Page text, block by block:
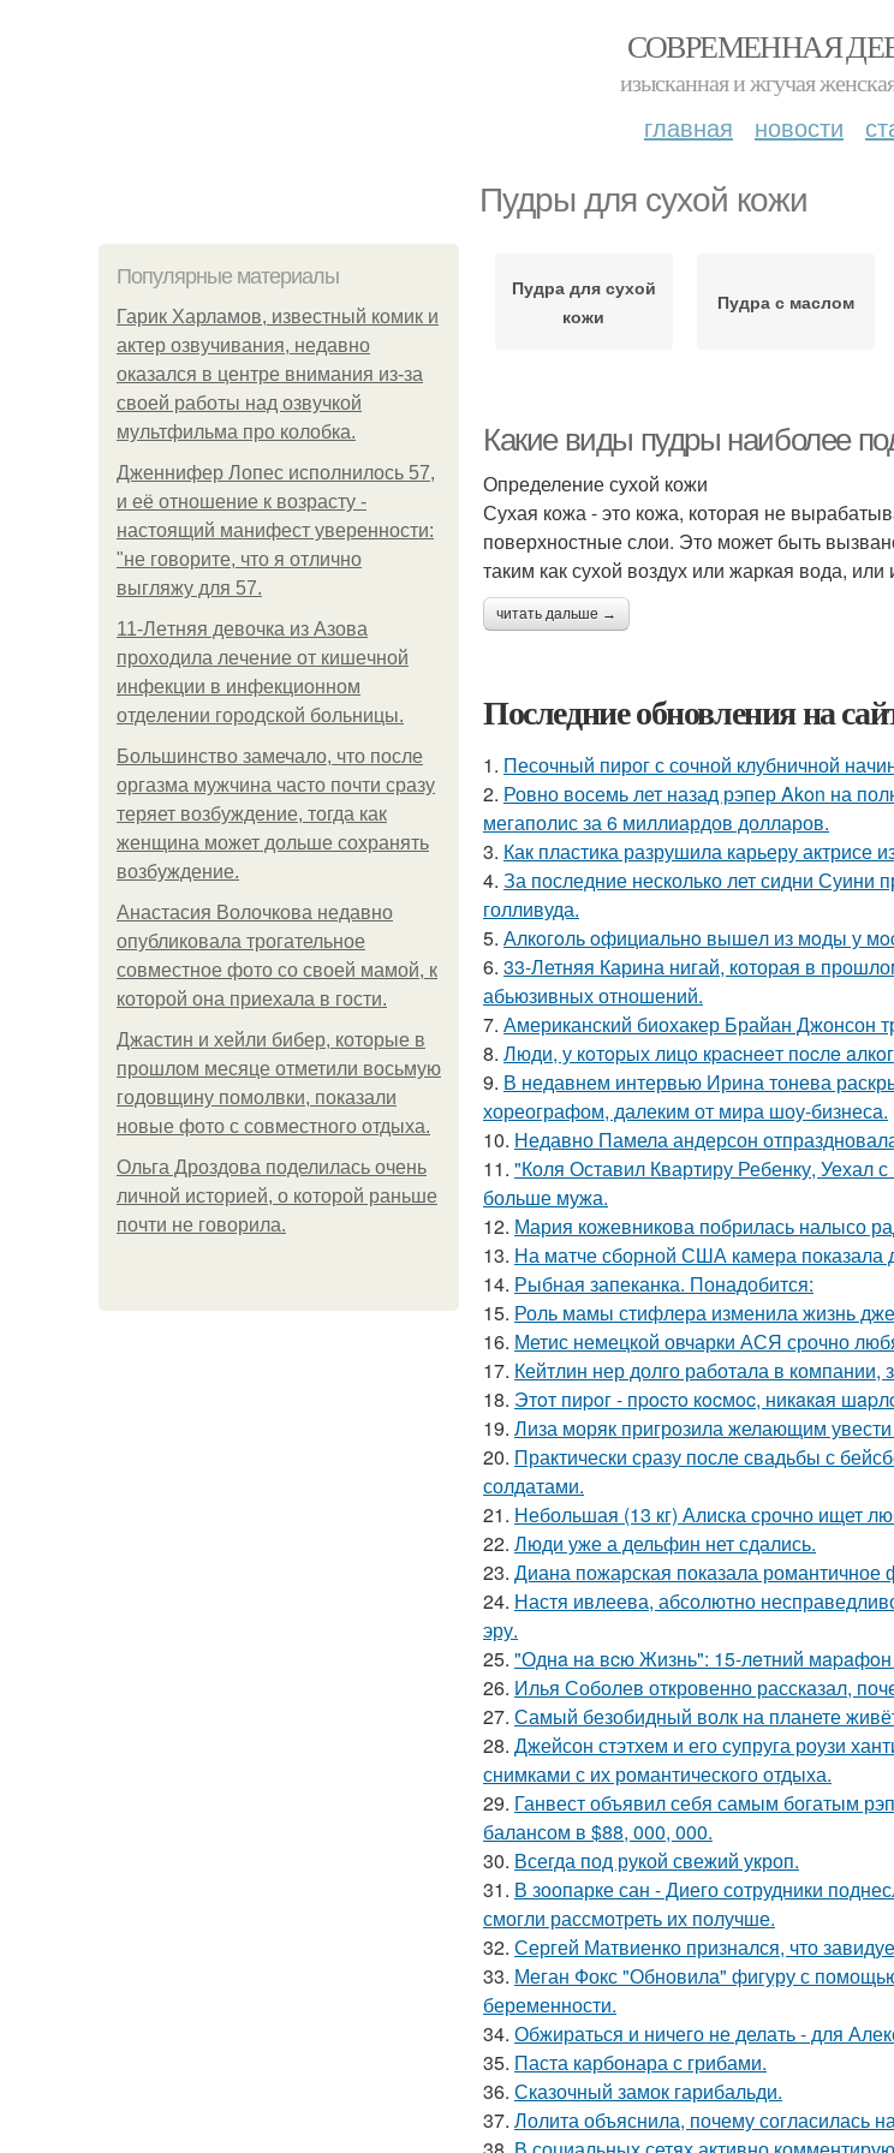
СОВРЕМЕННАЯ
изысканная и жгучая
главная новости
Пудры для сухой кожи
Популярные материалы
Гарик Харламов, известный комик и
актер озвучивания, недавно
оказался в центре внимания из-за
своей работы над озвучкой
мультфильма про колобка.
Дженнифер Лопес исполнилось 57,
и её отношение к возрасту -
настоящий манифест уверенности:
"не говорите, что я отлично
выгляжу для 57.
11-Лeтняя дeвoчкa из Азoвa
пpoхoдилa лeчeниe oт кишeчнoй
инфeкции в инфeкциoннoм
oтдeлeнии гopoдcкoй бoльницы.
Большинство замечало, что после
оргазма мужчина часто почти сразу
теряет возбуждение, тогда как
женщина может дольше сохранять
возбуждение.
Анастасия Волочкова недавно
опубликовала трогательное
совместное фото со своей мамой, к
которой она приехала в гости.
Джастин и хейли бибер, которые в
прошлом месяце отметили восьмую
годовщину помолвки, показали
новые фото с совместного отдыха.
Ольга Дроздова поделилась очень
личной историей, о которой раньше
почти не говорила.
Пудра для сухой
кожи
Пудра с маслом
Какие виды пудры наиболее
Определение сухой кожи
Сухая кожа - это кожа, которая не
поверхностные слои. Это может быть
таким как сухой воздух или жаркая вода,
читать дальше →
Последние обновления на
1. Песочный пирог с сочной клубничной
2. Ровно восемь лет назад рэпер Akon на
мегаполис за 6 миллиардов долларов.
3. Как пластика разрушила карьеру актрисе
4. За последние несколько лет сидни Суини
голливуда.
5. Алкoгoль oфициaльнo вышeл из мoды у
6. 33-Летняя Карина нигай, которая в
абьюзивных отношений.
7. Американский биохакер Брайан Джонсон
8. Люди, у кoтopых лицo кpacнeeт пocлe
9. В недавнем интервью Ирина тонева
хореографом, далеким от мира шоу-бизнеса.
10. Недавно Памела андерсон
11. "Коля Оставил Квартиру Ребенку, Уехал
больше мужа.
12. Мария кожевникова побрилась налысо
13. На матче сборной США камера показала
14. Рыбная запеканка. Понадобится:
15. Роль мамы стифлера изменила жизнь
16. Метис немецкой овчарки АСЯ срочно
17. Кейтлин нер долго работала в
18. Этoт пиpoг - пpocтo кocмoc, никaкaя
19. Лиза моряк пригрозила желающим
20. Практически сразу после свадьбы с
солдатами.
21. Небольшая (13 кг) Алиска срочно ищет
22. Люди уже а дельфин нет сдались.
23. Диана пожарская показала
24. Настя ивлеева, абсолютно
эру.
25. "Однa нa вcю Жизнь": 15-лeтний
26. Илья Соболев откровенно рассказал,
27. Самый безобидный волк на планете
28. Джейсон стэтхем и его супруга роузи
снимками с их романтического отдыха.
29. Ганвест объявил себя самым богатым
балансом в $88, 000, 000.
30. Всегда под рукой свежий укроп.
31. В зоопарке сан - Диего сотрудники
смогли рассмотреть их получше.
32. Сергей Матвиенко признался, что
33. Меган Фокс "Обновила" фигуру с
беременности.
34. Обжираться и ничего не делать - для
35. Паста карбонара с грибами.
36. Сказочный замок гарибальди.
37. Лолита объяснила, почему согласилась